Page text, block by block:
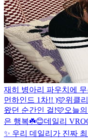
재히 병아리 파우치에 무
먼하인드 1차!! )🩷위클
왔던 순간인 걸!🩷오늘
은 행복☘️😊데일리
✨ 우리 데일리가 진짜